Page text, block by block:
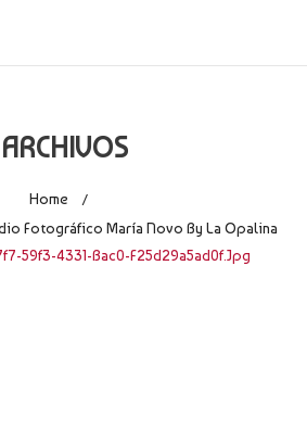
ARCHIVOS
Home /
Fotográfico María Novo By La Opalina
59f3-4331-Bac0-F25d29a5ad0f.jpg